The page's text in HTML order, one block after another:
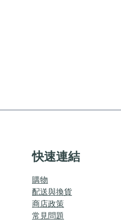
快速連結
購物
配送與換貨
商店政策
常見問題